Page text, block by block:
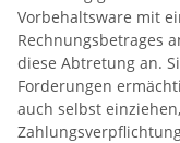
Vorbehaltsware mit
Rechnungsbetrages
diese Abtretung an.
Forderungen
auch selbst